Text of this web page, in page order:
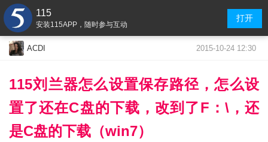
115
安装115APP，随时参与互动
打开
ACDI 2015-10-24 12:30
115刘兰器怎么设置保存路径，怎么设
置了还在C盘的下载，改到了F：\，还
是C盘的下载（win7）